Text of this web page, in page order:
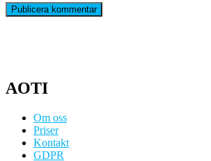
AOTI
Om oss
Priser
Kontakt
GDPR